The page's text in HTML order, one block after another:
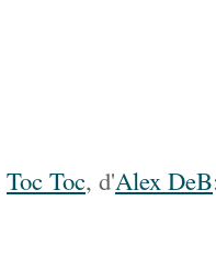
Toc Toc, d'Alex DeB